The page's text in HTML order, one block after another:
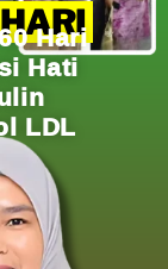
Hari
Hati
LDL